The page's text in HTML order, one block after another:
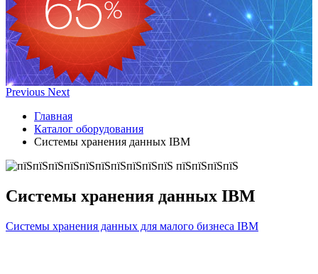
Previous Next
Главная
Каталог оборудования
Системы хранения данных IBM
Системы хранения данных IBM
Системы хранения данных для малого бизнеса IBM